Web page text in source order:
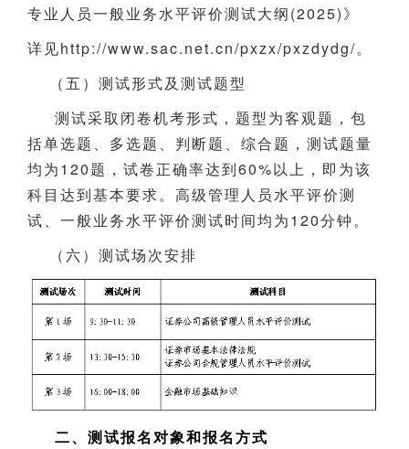
专业人员一般业务水平评价测试大纲(2025)》
详见http://www.sac.net.cn/pxzx/pxzdydg/。
（五）测试形式及测试题型
测试采取闭卷机考形式，题型为客观题，包
括单选题、多选题、判断题、综合题，测试题量
均为120题，试卷正确率达到60%以上，即为该
科目达到基本要求。高级管理人员水平评价测
试、一般业务水平评价测试时间均为120分钟。
（六）测试场次安排
二、测试报名对象和报名方式